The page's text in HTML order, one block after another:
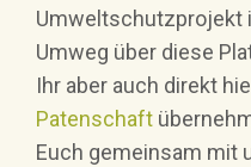
Umweltschutzprojekt
Umweg über diese
Ihr aber auch direkt
Patenschaft
Euch gemeinsam mit